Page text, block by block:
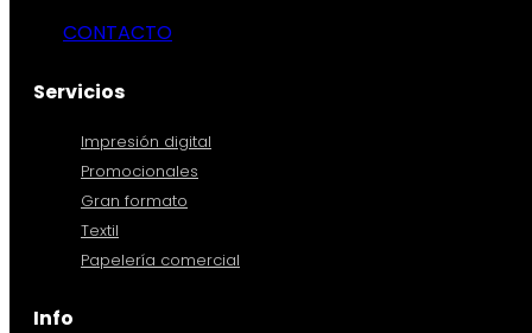
CONTACTO
Servicios
Impresión digital
Promocionales
Gran formato
Textil
Papelería comercial
Info